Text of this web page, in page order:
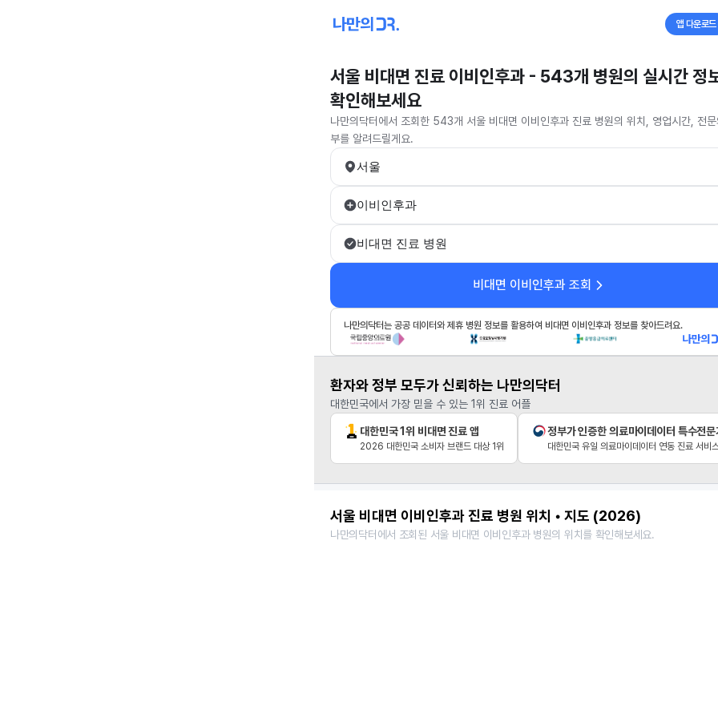
앱 다운로드
서울 비대면 진료 이비인후과 - 543개 병원의 실시간 정
확인해보세요
나만의닥터에서 조회한 543개 서울 비대면 이비인후과 진료 병원의 위치, 영업시간, 전문
부를 알려드릴게요.
서울
이비인후과
비대면 진료 병원
비대면 이비인후과 조회
나만의닥터는 공공 데이터와 제휴 병원 정보를 활용하여 비대면 이비인후과 정보를 찾아드려요.
환자와 정부 모두가 신뢰하는 나만의닥터
대한민국에서 가장 믿을 수 있는 1위 진료 어플
대한민국 1위 비대면 진료 앱
2026 대한민국 소비자 브랜드 대상 1위
정부가 인증한 의료마이데이터 특수전
대한민국 유일 의료마이데이터 연동 진료 서비
서울 비대면 이비인후과 진료 병원 위치 • 지도 (2026)
나만의닥터에서 조회된 서울 비대면 이비인후과 병원의 위치를 확인해보세요.